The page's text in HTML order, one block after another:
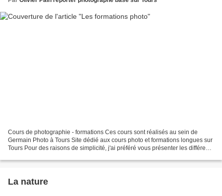
Cours de photographie - formations Ces cours sont réalisés au sein de
Germain Photo à Tours Site dédié aux cours photo et formations longues sur
Tours Pour des raisons de simplicité, j'ai préféré vous présenter les différents
La nature